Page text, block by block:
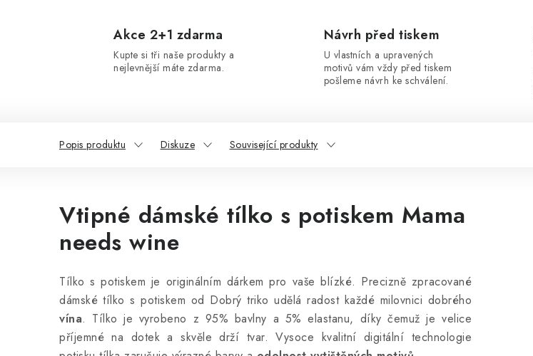
Akce 2+1 zdarma
Kupte si tři naše produkty a
nejlevnější máte zdarma.
Návrh před tiskem
U vlastních a upravených
motivů vám vždy před tiskem
pošleme návrh ke schválení.
Popis produktu Diskuze Související produkty
Vtipné dámské tílko s potiskem Mama
needs wine
Tílko s potiskem je originálním dárkem pro vaše blízké. Precizně zpracované
dámské tílko s potiskem od Dobrý triko udělá radost každé milovnici dobrého
vína. Tílko je vyrobeno z 95% bavlny a 5% elastanu, díky čemuž je velice
příjemné na dotek a skvěle drží tvar. Vysoce kvalitní digitální technologie